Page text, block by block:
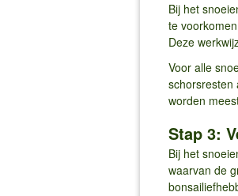
Bij het
te
Deze
Voor alle
schorsresten
worden
Stap 3:
Bij het
waarvan de